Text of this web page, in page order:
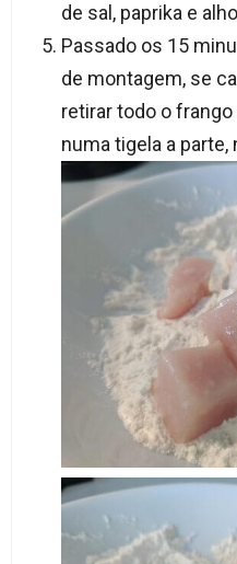
de sal, paprika e
Passado os 15
de montagem, se
retirar todo o
numa tigela a